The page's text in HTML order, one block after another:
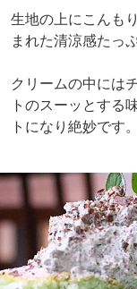
生地の上にこんも
まれた清涼感たっ
クリームの中には
トのスーッとする
トになり絶妙です。